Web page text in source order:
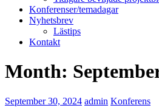
Konferenser/temadagar
Nyhetsbrev
Lästips
Kontakt
Month:
September 30, 2024 admin Konferens